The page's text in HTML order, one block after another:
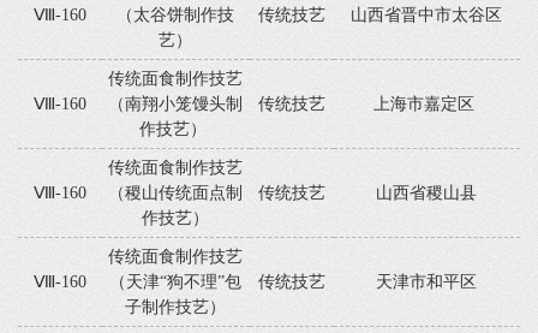
Ⅷ-160
（太谷饼制作技
艺）
传统技艺 山西省晋中市太谷区
Ⅷ-160
传统面食制作技艺
（南翔小笼馒头制
作技艺）
传统技艺 上海市嘉定区
Ⅷ-160
传统面食制作技艺
（稷山传统面点制
作技艺）
传统技艺 山西省稷山县
Ⅷ-160
传统面食制作技艺
（天津“狗不理”包
子制作技艺）
传统技艺 天津市和平区